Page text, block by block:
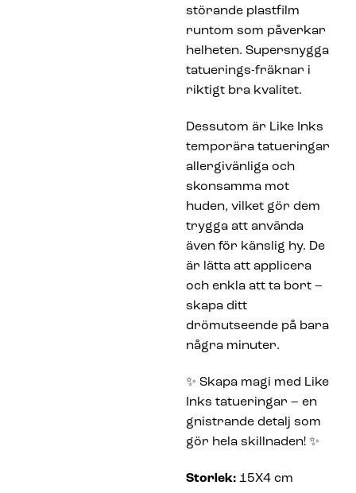
störande plastfilm
runtom som påverkar
helheten. Supersnygga
tatuerings-fräknar i
riktigt bra kvalitet.
Dessutom är Like Inks
temporära tatueringar
allergivänliga och
skonsamma mot
huden, vilket gör dem
trygga att använda
även för känslig hy. De
är lätta att applicera
och enkla att ta bort –
skapa ditt
drömutseende på bara
några minuter.
✨ Skapa magi med Like
Inks tatueringar – en
gnistrande detalj som
gör hela skillnaden! ✨
Storlek: 15X4 cm